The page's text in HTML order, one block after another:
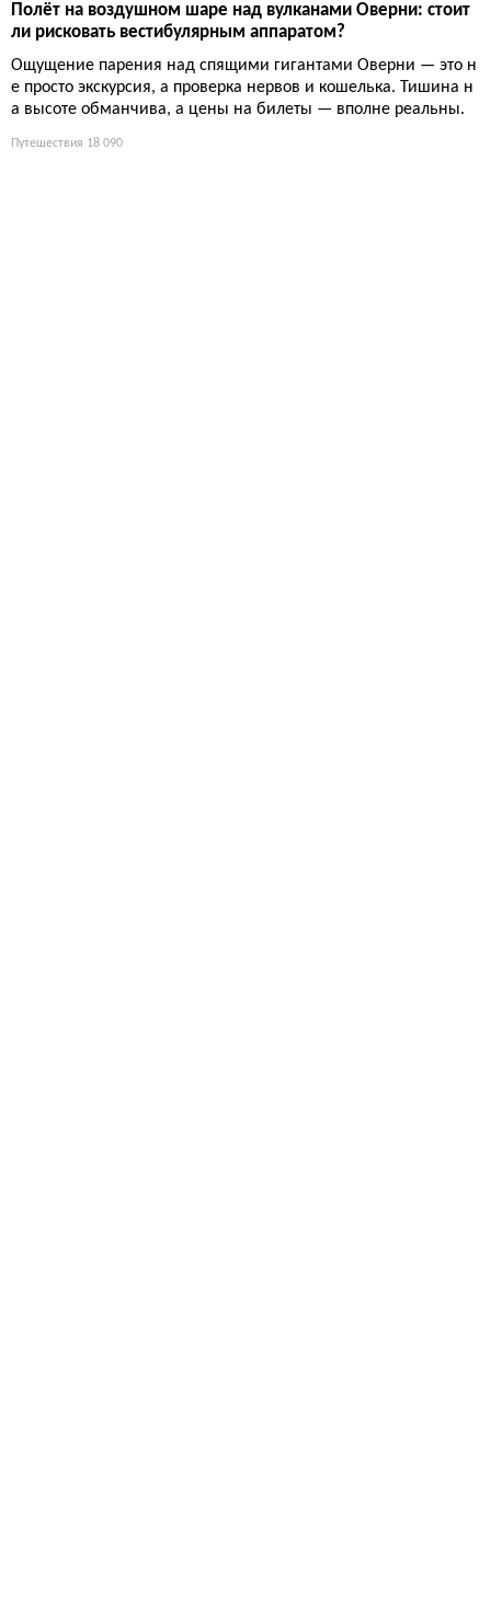
Полёт на воздушном шаре над вулканами Оверни: стоит
ли рисковать вестибулярным аппаратом?
Ощущение парения над спящими гигантами Оверни — это н
е просто экскурсия, а проверка нервов и кошелька. Тишина н
а высоте обманчива, а цены на билеты — вполне реальны.
Путешествия 18 090